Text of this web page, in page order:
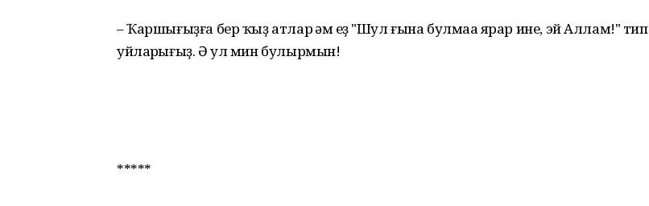
– Ҡаршығыҙға бер ҡыҙ атлар һәм һеҙ "Шул ғына булмаһа ярар ине, эй Аллам!" тип
уйларһығыҙ. Ә ул мин булырмын!
*****